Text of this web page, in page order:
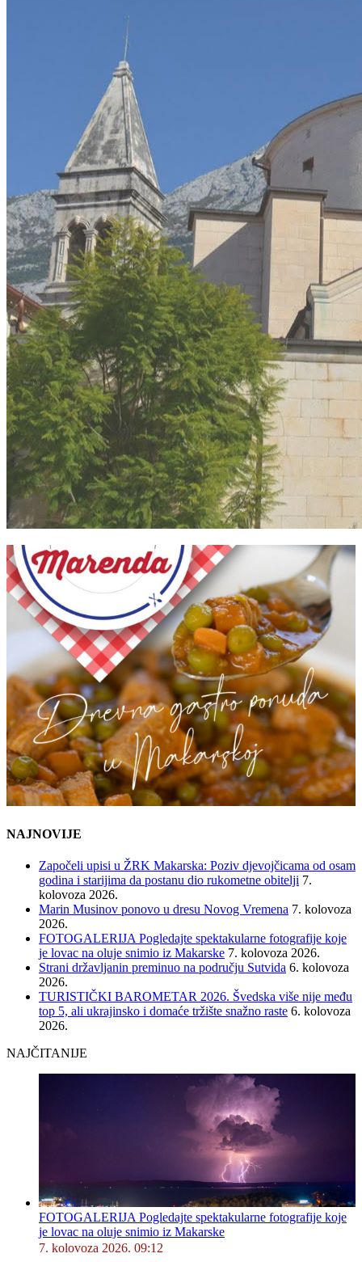
NAJNOVIJE
Započeli upisi u ŽRK Makarska: Poziv djevojčicama od osam
godina i starijima da postanu dio rukometne obitelji 7.
kolovoza 2026.
Marin Musinov ponovo u dresu Novog Vremena 7. kolovoza
2026.
FOTOGALERIJA Pogledajte spektakularne fotografije koje
je lovac na oluje snimio iz Makarske 7. kolovoza 2026.
Strani državljanin preminuo na području Sutvida 6. kolovoza
2026.
TURISTIČKI BAROMETAR 2026. Švedska više nije među
top 5, ali ukrajinsko i domaće tržište snažno raste 6. kolovoza
2026.
NAJČITANIJE
FOTOGALERIJA Pogledajte spektakularne fotografije koje
je lovac na oluje snimio iz Makarske
7. kolovoza 2026. 09:12